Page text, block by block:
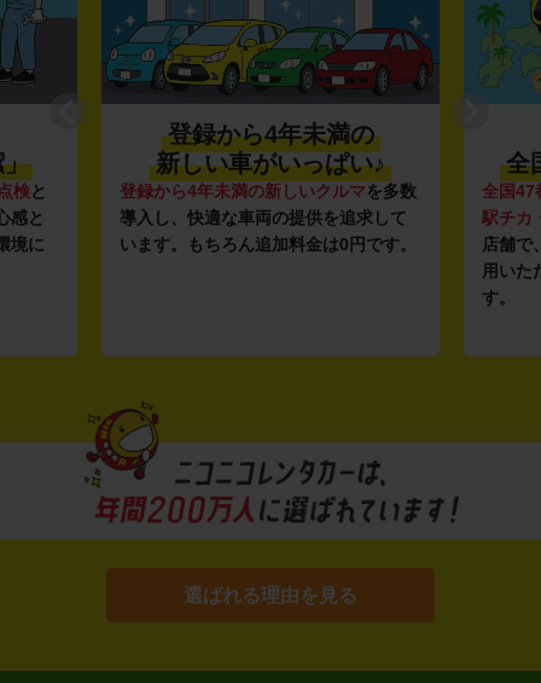
」
検と
感と
境に
登録から4年未満の
新しい車がいっぱい♪
登録から4年未満の新しいクルマを多数
導入し、快適な車両の提供を追求して
います。もちろん追加料金は0円です。
全
全国47
駅チカ
店舗で
用いた
す。
選ばれる理由を見る